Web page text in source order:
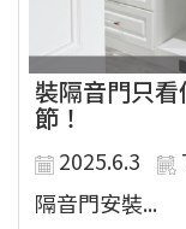
裝隔音門只
節！
2025.6.3
隔音門安裝...